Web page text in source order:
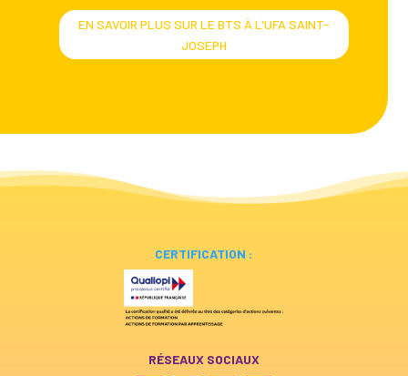
EN SAVOIR PLUS SUR LE BTS À L'UFA SAINT-
JOSEPH
CERTIFICATION :
RÉSEAUX SOCIAUX